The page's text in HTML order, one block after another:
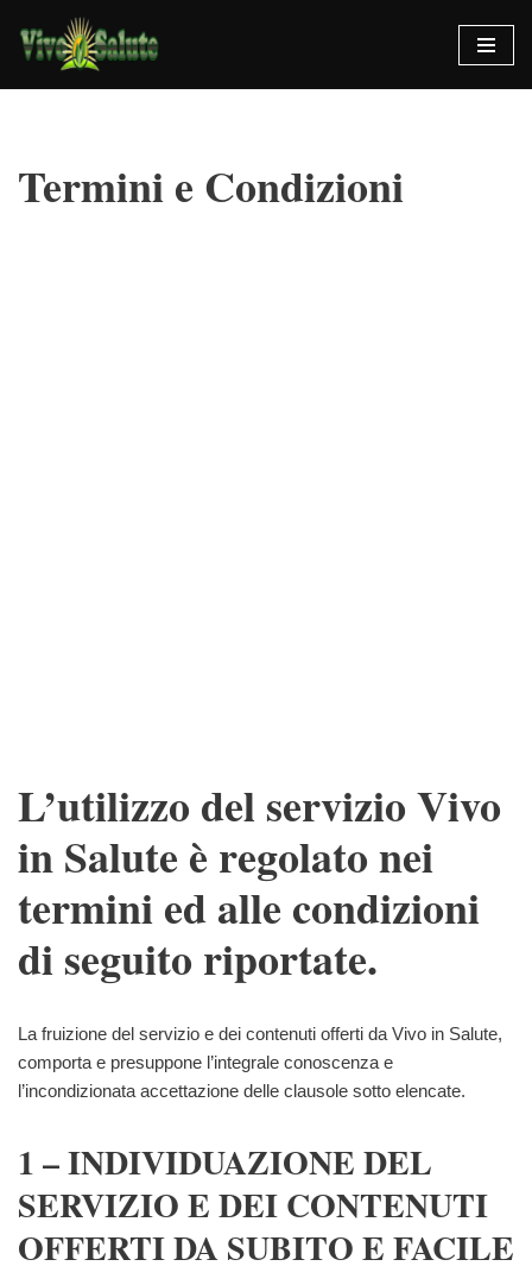
Vai
al
Termini e Condizioni
L’utilizzo del servizio Vivo
in Salute è regolato nei
termini ed alle condizioni
di seguito riportate.
La fruizione del servizio e dei contenuti offerti da Vivo in Salute,
comporta e presuppone l’integrale conoscenza e
l’incondizionata accettazione delle clausole sotto elencate.
1 – INDIVIDUAZIONE DEL
SERVIZIO E DEI CONTENUTI
OFFERTI DA SUBITO E FACILE